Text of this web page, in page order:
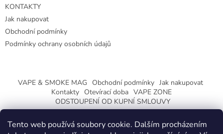
Tento web používá soubory cookie. Dalším procházením
KONTAKTY
Jak nakupovat
Obchodní podmínky
Podmínky ochrany osobních údajů
VAPE & SMOKE MAG Obchodní podmínky Jak nakupovat
Kontakty Otevírací doba VAPE ZONE
ODSTOUPENÍ OD KUPNÍ SMLOUVY